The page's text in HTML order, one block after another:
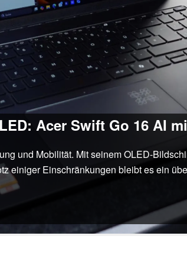
Acer Swift Go 16 AI
und Mobilität. Mit seinem OLED-
einiger Einschränkungen bleibt es ein